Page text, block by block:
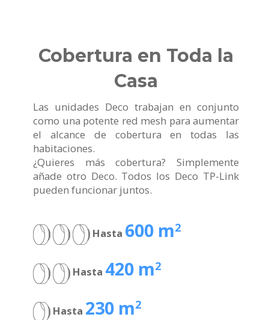
Cobertura en Toda la
Casa
Las unidades Deco trabajan en conjunto
como una potente red mesh para aumentar
el alcance de cobertura en todas las
habitaciones.
¿Quieres más cobertura? Simplemente
añade otro Deco. Todos los Deco TP-Link
pueden funcionar juntos.
Hasta 600 m2
Hasta 420 m2
Hasta 230 m2